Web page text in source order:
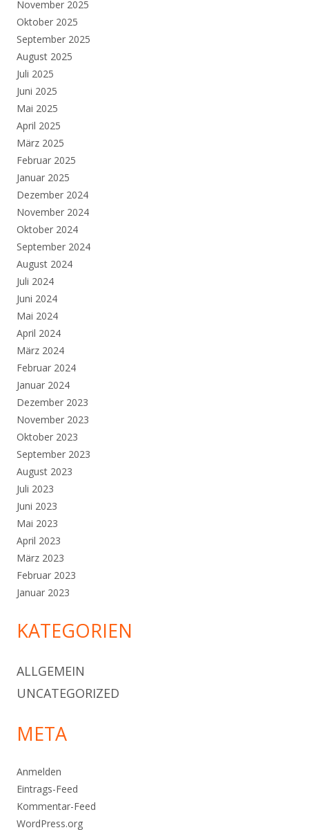
November 2025
Oktober 2025
September 2025
August 2025
Juli 2025
Juni 2025
Mai 2025
April 2025
März 2025
Februar 2025
Januar 2025
Dezember 2024
November 2024
Oktober 2024
September 2024
August 2024
Juli 2024
Juni 2024
Mai 2024
April 2024
März 2024
Februar 2024
Januar 2024
Dezember 2023
November 2023
Oktober 2023
September 2023
August 2023
Juli 2023
Juni 2023
Mai 2023
April 2023
März 2023
Februar 2023
Januar 2023
KATEGORIEN
ALLGEMEIN
UNCATEGORIZED
META
Anmelden
Eintrags-Feed
Kommentar-Feed
WordPress.org